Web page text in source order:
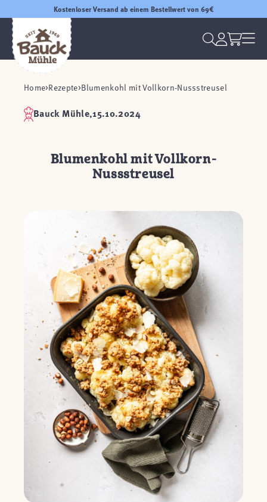
Kostenloser Versand ab einem Bestellwert von 69€
Home Rezepte Blumenkohl mit Vollkorn-Nussstreusel
Bauck Mühle,15.10.2024
Blumenkohl mit Vollkorn-
Nussstreusel